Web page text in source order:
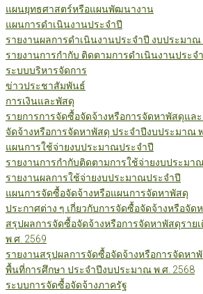
แผนยุทธศาสตร์หรือแผนพัฒนางาน
แผนการดำเนินงานประจำปี
รายงานผลการดำเนินงานประจำปี งบประมาณ
รายงานการกำกับ ติดตามการดำเนินงานประจ
ระบบบริหารจัดการ
ข่าวประชาสัมพันธ์
การเงินและพัสดุ
รายการการจัดซื้อจัดจ้างหรือการจัดหาพัสดุแล
จัดจ้างหรือการจัดหาพัสดุ ประจำปีงบประมาณ
แผนการใช้จ่ายงบประมาณประจำปี
รายงานการกำกับติดตามการใช้จ่ายงบประมา
รายงานผลการใช้จ่ายงบประมาณประจำปี
แผนการจัดซื้อจัดจ้างหรือแผนการจัดหาพัสดุ
ประกาศต่าง ๆ เกี่ยวกับการจัดซื้อจัดจ้างหรือจัด
สรุปผลการจัดซื้อจัดจ้างหรือการจัดหาพัสดุราย
พ.ศ. 2569
รายงานสรุปผลการจัดซื้อจัดจ้างหรือการจัดหา
พื้นที่การศึกษา ประจำปีงบประมาณ พ.ศ. 2568
ระบบการจัดซื้อจัดจ้างภาครัฐ